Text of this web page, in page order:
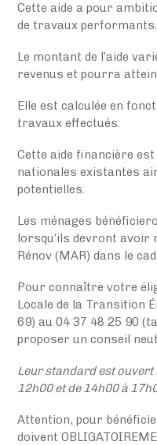
Cette aide a pour
de travaux performants.
Le montant de l’aide
revenus et pourra
Elle est calculée en
travaux effectués.
Cette aide financière
nationales existantes
potentielles.
Les ménages
lorsqu’ils devront avoir
Rénov (MAR) dans le
Pour connaître votre
Locale de la Transition
69) au 04 37 48 25 90
proposer un conseil
Leur standard est ouvert
12h00 et de 14h00 à
Attention, pour
doivent